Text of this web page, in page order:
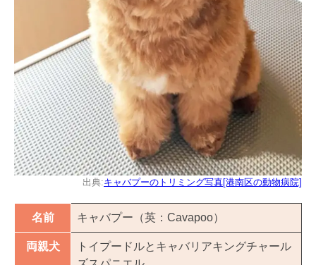
出典:キャバプーのトリミング写真[港南区の動物病院]
名前 キャバプー（英：Cavapoo）
両親犬
トイプードルとキャバリアキングチャール